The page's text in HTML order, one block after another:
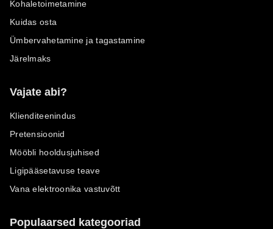
Kohaletoimetamine
Kuidas osta
Ümbervahetamine ja tagastamine
Järelmaks
Vajate abi?
Klienditeenindus
Pretensioonid
Mööbli hooldusjuhised
Ligipääsetavuse teave
Vana elektroonika vastuvõtt
Populaarsed kategooriad